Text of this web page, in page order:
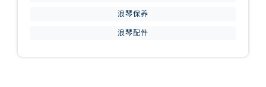
安徽省六安市金安区解放中路浪琴售后服务中心（需提前预约）
浪琴保养
浪琴配件